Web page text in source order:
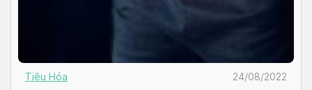
Tiêu Hóa 24/08/2022